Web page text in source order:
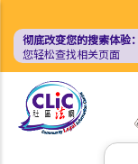
主
彻底改变您的搜索体验：
您轻松查找相关页面
搜